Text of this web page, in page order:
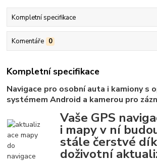
Kompletní specifikace
Komentáře 0
Kompletní specifikace
Navigace pro osobní auta i kamiony s
systémem Android a kamerou pro
Vaše GPS
i mapy v ní
stále čerstvé
doživotní